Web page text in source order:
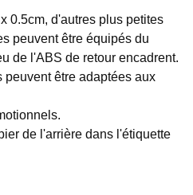
0.5cm, d'autres plus petites
peuvent être équipés du
de l'ABS de retour encadrent.
être adaptées aux
de l'arrière dans l'étiquette